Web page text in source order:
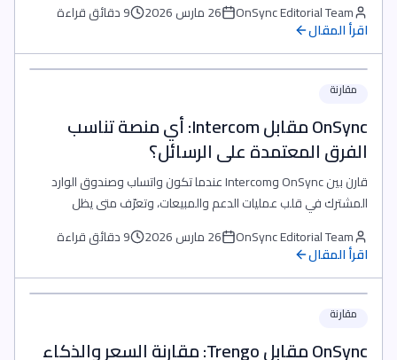
OnSync Editorial Team 26 مارس 2026 9 دقائق قراءة
اقرأ المقال
مقارنة
OnSync مقابل Intercom: أي منصة تناسب
الفرق المعتمدة على الرسائل؟
قارن بين OnSync وIntercom عندما تكون واتساب وصندوق الوارد
المشترك في قلب عمليات الدعم والمبيعات، وتعرّف متى يظل
OnSync Editorial Team 26 مارس 2026 9 دقائق قراءة
اقرأ المقال
مقارنة
OnSync مقابل Trengo: مقارنة السعر والذكاء